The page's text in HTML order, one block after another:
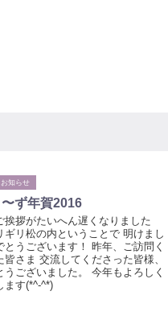
お知らせ
ず年賀2016
挨拶がたいへん遅くなりました
ギリ松の内ということで 明けまし
とうございます！ 昨年、ご訪問く
皆さま 交流してくださった皆様、
うございました。 今年もよろしく
ます(*^-^*)